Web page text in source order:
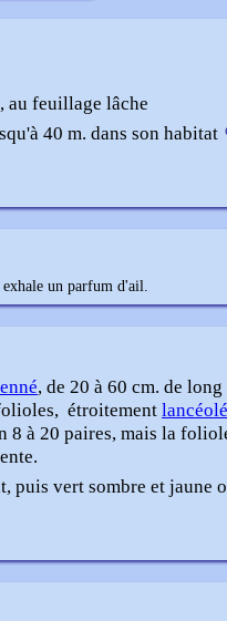
au feuillage lâche
40 m. dans son habitat
un parfum d'ail.
, de 20 à 60 cm. de long
étroitement
8 à 20 paires, mais la
puis vert sombre et jaune